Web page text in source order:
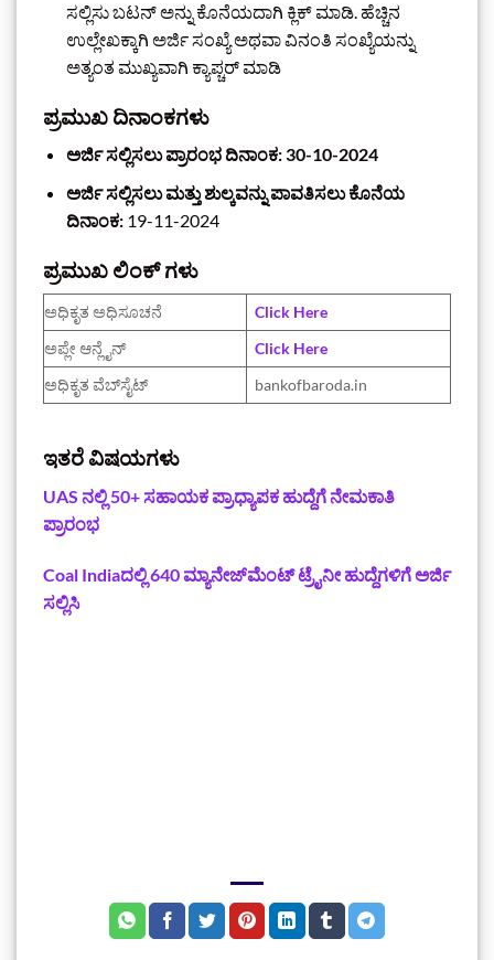
ಸಲ್ಲಿಸು ಬಟನ್ ಅನ್ನು ಕೊನೆಯದಾಗಿ ಕ್ಲಿಕ್ ಮಾಡಿ. ಹೆಚ್ಚಿನ
ಉಲ್ಲೇಖಕ್ಕಾಗಿ ಅರ್ಜಿ ಸಂಖ್ಯೆ ಅಥವಾ ವಿನಂತಿ ಸಂಖ್ಯೆಯನ್ನು
ಅತ್ಯಂತ ಮುಖ್ಯವಾಗಿ ಕ್ಯಾಪ್ಚರ್ ಮಾಡಿ
ಪ್ರಮುಖ ದಿನಾಂಕಗಳು
ಅರ್ಜಿ ಸಲ್ಲಿಸಲು ಪ್ರಾರಂಭ ದಿನಾಂಕ: 30-10-2024
ಅರ್ಜಿ ಸಲ್ಲಿಸಲು ಮತ್ತು ಶುಲ್ಕವನ್ನು ಪಾವತಿಸಲು ಕೊನೆಯ
ದಿನಾಂಕ:19-11-2024
ಪ್ರಮುಖ ಲಿಂಕ್ ಗಳು‌
ಅಧಿಕೃತ ಅಧಿಸೂಚನೆ‌
Click Here
ಅಪ್ಲೇ ಆನ್ಲೈನ್
‌Click Here
ಅಧಿಕೃತ ವೆಬ್‌ಸೈಟ್
bankofbaroda.in
ಇತರೆ ವಿಷಯಗಳು
UAS ನಲ್ಲಿ 50+ ಸಹಾಯಕ ಪ್ರಾಧ್ಯಾಪಕ ಹುದ್ದೆಗೆ ನೇಮಕಾತಿ
ಪ್ರಾರಂಭ
Coal Indiaದಲ್ಲಿ 640 ಮ್ಯಾನೇಜ್‌ಮೆಂಟ್ ಟ್ರೈನೀ ಹುದ್ದೆಗಳಿಗೆ ಅರ್ಜಿ
ಸಲ್ಲಿಸಿ